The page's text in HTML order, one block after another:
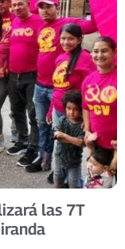
las 7T